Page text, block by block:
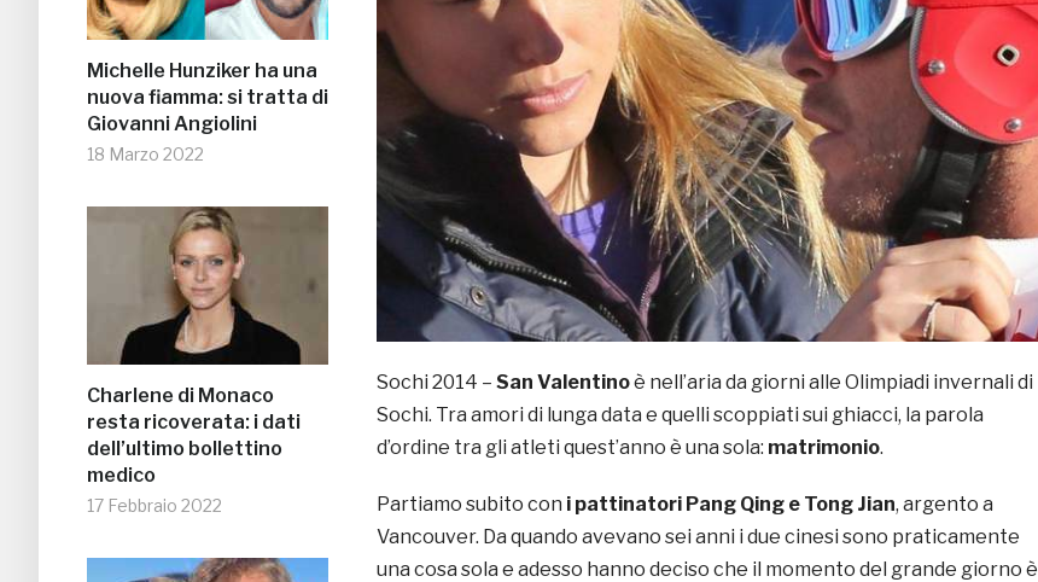
Michelle Hunziker ha una
nuova fiamma: si tratta di
Giovanni Angiolini
18 Marzo 2022
Charlene di Monaco
resta ricoverata: i dati
dell’ultimo bollettino
medico
17 Febbraio 2022
Sochi 2014 – San Valentinoè nell’aria da giorni alle Olimpiadi invernali di
Sochi. Tra amori di lunga data e quelli scoppiati sui ghiacci, la parola
d’ordine tra gli atleti quest’anno è una sola: matrimonio.
Partiamo subito con i pattinatori Pang Qing e Tong Jian, argento a
Vancouver. Da quando avevano sei anni i due cinesi sono praticamente
una cosa sola e adesso hanno deciso che il momento del grande giorno è